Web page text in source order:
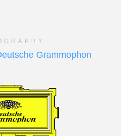
Grammophon